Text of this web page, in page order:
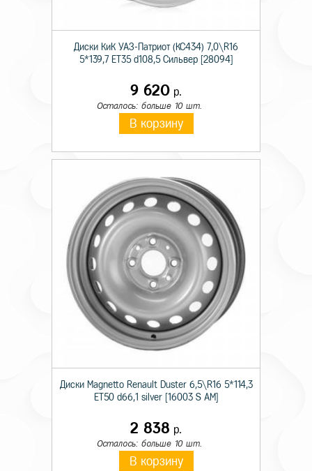
Диски КиК УАЗ-Патриот (КС434) 7,0\R16
5*139,7 ET35 d108,5 Сильвер [28094]
9 620 р.
Осталось: больше 10 шт.
В корзину
Диски Magnetto Renault Duster 6,5\R16 5*114,3
ET50 d66,1 silver [16003 S AM]
2 838 р.
Осталось: больше 10 шт.
В корзину